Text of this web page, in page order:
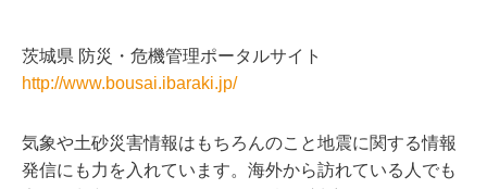
茨城県 防災・危機管理ポータルサイト
http://www.bousai.ibaraki.jp/
気象や土砂災害情報はもちろんのこと地震に関する情報
発信にも力を入れています。海外から訪れている人でも